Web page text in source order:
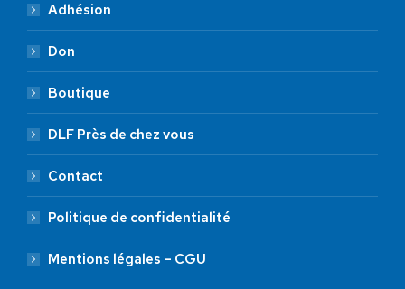
Adhésion
Don
Boutique
DLF Près de chez vous
Contact
Politique de confidentialité
Mentions légales – CGU